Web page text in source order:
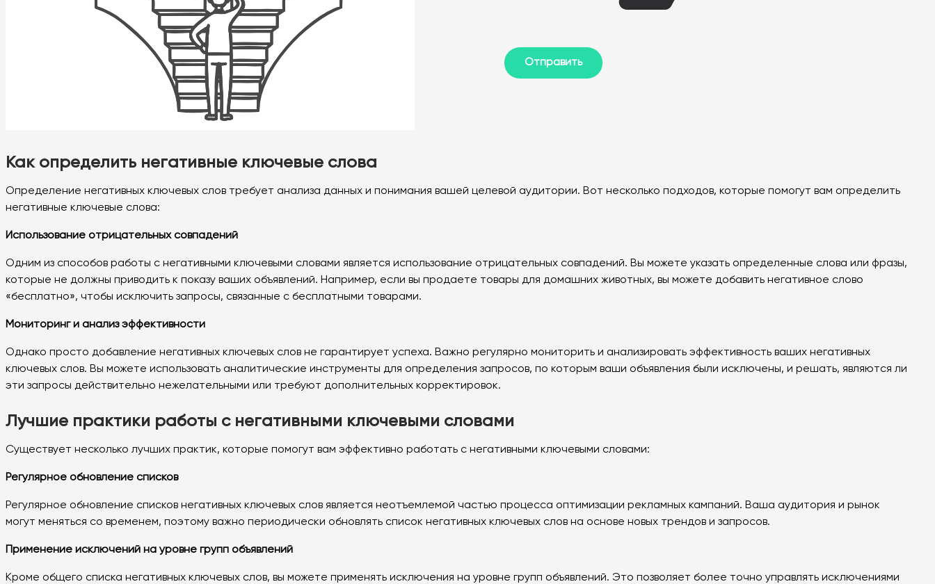
Как определить негативные ключевые слова
Определение негативных ключевых слов требует анализа данных и понимания вашей целевой аудитории. Вот несколько подходов, которые помогут вам определить
негативные ключевые слова:
Использование отрицательных совпадений
Одним из способов работы с негативными ключевыми словами является использование отрицательных совпадений. Вы можете указать определенные слова или фразы,
которые не должны приводить к показу ваших объявлений. Например, если вы продаете товары для домашних животных, вы можете добавить негативное слово
«бесплатно», чтобы исключить запросы, связанные с бесплатными товарами.
Мониторинг и анализ эффективности
Однако просто добавление негативных ключевых слов не гарантирует успеха. Важно регулярно мониторить и анализировать эффективность ваших негативных
ключевых слов. Вы можете использовать аналитические инструменты для определения запросов, по которым ваши объявления были исключены, и решать, являются ли
эти запросы действительно нежелательными или требуют дополнительных корректировок.
Лучшие практики работы с негативными ключевыми словами
Существует несколько лучших практик, которые помогут вам эффективно работать с негативными ключевыми словами:
Регулярное обновление списков
Регулярное обновление списков негативных ключевых слов является неотъемлемой частью процесса оптимизации рекламных кампаний. Ваша аудитория и рынок
могут меняться со временем, поэтому важно периодически обновлять список негативных ключевых слов на основе новых трендов и запросов.
Применение исключений на уровне групп объявлений
Кроме общего списка негативных ключевых слов, вы можете применять исключения на уровне групп объявлений. Это позволяет более точно управлять исключениями